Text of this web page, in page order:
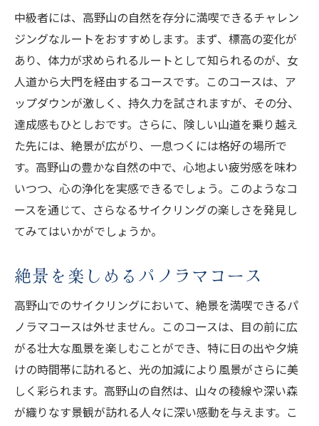
中級者には、高野山の自然を存分に満喫できるチャレン
ジングなルートをおすすめします。まず、標高の変化が
あり、体力が求められるルートとして知られるのが、女
人道から大門を経由するコースです。このコースは、ア
ップダウンが激しく、持久力を試されますが、その分、
達成感もひとしおです。さらに、険しい山道を乗り越え
た先には、絶景が広がり、一息つくには格好の場所で
す。高野山の豊かな自然の中で、心地よい疲労感を味わ
いつつ、心の浄化を実感できるでしょう。このようなコ
ースを通じて、さらなるサイクリングの楽しさを発見し
てみてはいかがでしょうか。
絶景を楽しめるパノラマコース
高野山でのサイクリングにおいて、絶景を満喫できるパ
ノラマコースは外せません。このコースは、目の前に広
がる壮大な風景を楽しむことができ、特に日の出や夕焼
けの時間帯に訪れると、光の加減により風景がさらに美
しく彩られます。高野山の自然は、山々の稜線や深い森
が織りなす景観が訪れる人々に深い感動を与えます。こ